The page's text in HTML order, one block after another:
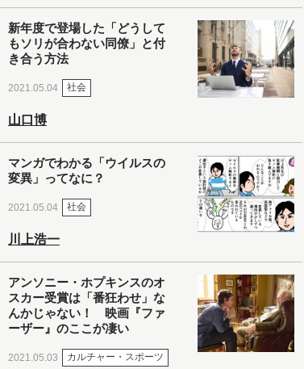
新年度で登場した「どうして
もソリが合わない同僚」と付
き合う方法
2021.05.04 社会
山口博
マンガでわかる「ウイルスの
変異」ってなに？
2021.05.04 社会
川上浩一
アンソニー・ホプキンスのオ
スカー受賞は「番狂わせ」な
んかじゃない！ 映画『ファ
ーザー』のここが凄い
2021.05.03 カルチャー・スポーツ